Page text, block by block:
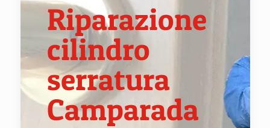
Riparazione
cilindro
serratura
Camparada